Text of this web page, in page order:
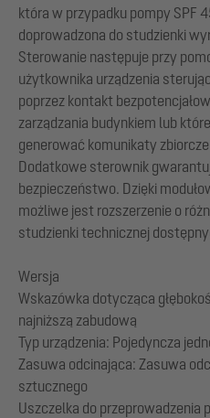
która w przypadku pompy SPF
doprowadzona do studzienki
Sterowanie następuje przy
użytkownika urządzenia
poprzez kontakt
zarządzania budynkiem lub
generować komunikaty
Dodatkowe sterownik
bezpieczeństwo. Dzięki
możliwe jest rozszerzenie o
studzienki technicznej
Wersja
Wskazówka dotycząca
najniższą zabudową
Typ urządzenia: Pojedyncza
Zasuwa odcinająca: Zasuwa
sztucznego
Uszczelka do przeprowadzenia